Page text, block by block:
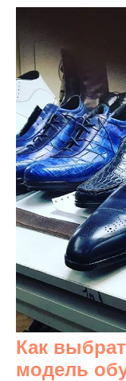
Как
модель